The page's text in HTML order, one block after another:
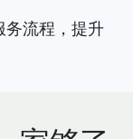
务流程，提升